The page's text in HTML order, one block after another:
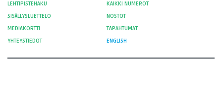
LEHTIPISTEHAKU
KAIKKI NUMEROT
SISÄLLYSLUETTELO
NOSTOT
MEDIAKORTTI
TAPAHTUMAT
YHTEYSTIEDOT
ENGLISH